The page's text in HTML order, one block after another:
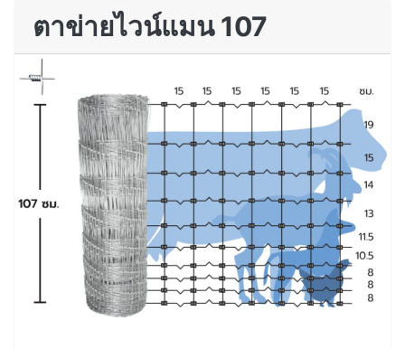
ตาข่ายไวน์แมน 107